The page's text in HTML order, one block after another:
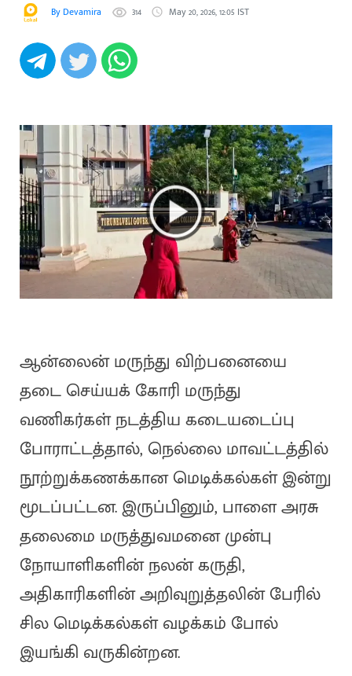
செயல்
By Devamira 314 May 20, 2026, 12:05 IST
ஆன்லைன் மருந்து விற்பனையை
தடை செய்யக் கோரி மருந்து
வணிகர்கள் நடத்திய கடையடைப்பு
போராட்டத்தால், நெல்லை மாவட்டத்தில்
நூற்றுக்கணக்கான மெடிக்கல்கள் இன்று
மூடப்பட்டன. இருப்பினும், பாளை அரசு
தலைமை மருத்துவமனை முன்பு
நோயாளிகளின் நலன் கருதி,
அதிகாரிகளின் அறிவுறுத்தலின் பேரில்
சில மெடிக்கல்கள் வழக்கம் போல்
இயங்கி வருகின்றன.